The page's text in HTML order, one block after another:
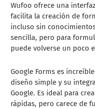
Wufoo ofrece una
facilita la creación de
incluso sin
sencilla, pero para
puede volverse un poco
Google Forms es
diseño simple y su
Google. Es ideal para
rápidas, pero carece de